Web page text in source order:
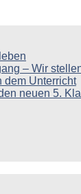
– Wir
dem Unterricht
neuen 5.